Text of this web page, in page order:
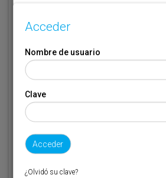
Email*
Código de suscriptor(1) (2)
Si no recuerda o no tiene a mano su código
teléfono 944 400 000 y se lo recordaremos.
Acceder
Nombre de usuario
Clave
¿Olvidó su clave?